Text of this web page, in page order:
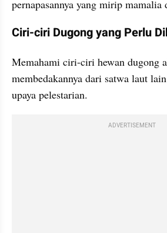
pernapasannya yang mirip mamalia
Ciri-ciri Dugong yang Perlu
Memahami ciri-ciri hewan dugong
membedakannya dari satwa laut
upaya pelestarian.
ADVERTISEMENT